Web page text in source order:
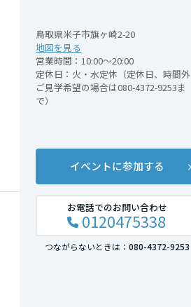
鳥取県米子市旗ヶ崎2-20
地図を見る
営業時間：10:00～20:00
定休日：火・水定休（定休日、時間外
ご見学希望の場合は080-4372-9253ま
で）
イベントに参加する
お電話でのお問い合わせ
0120475338
つながらないときは：080-4372-9253